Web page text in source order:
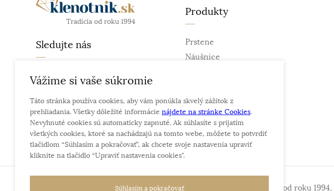
Tradícia od roku 1994
Sledujte nás
facebook
Produkty
Prstene
Náušnice
Náramky
Náhrdelníky
Obrúčky
Sme rodinná firma a zameriavame sa na predaj hodiniek a šperkov od roku 1994.
Vážime si vaše súkromie
Táto stránka používa cookies, aby vám ponúkla skvelý zážitok z
prehliadania. Všetky dôležité informácie nájdete na stránke Cookies.
Nevyhnuté cookies sú automaticky zapnuté. Ak súhlasíte s prijatím
všetkých cookies, ktoré sa nachádzajú na tomto webe, môžete to potvrdiť
tlačidlom “Súhlasím a pokračovať", ak chcete svoje nastavenia upraviť
kliknite na tlačidlo “Upraviť nastavenia cookies".
Súhlasím a pokračovať